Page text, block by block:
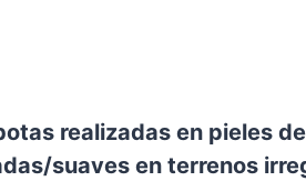
realizadas en pieles
suaves en terrenos